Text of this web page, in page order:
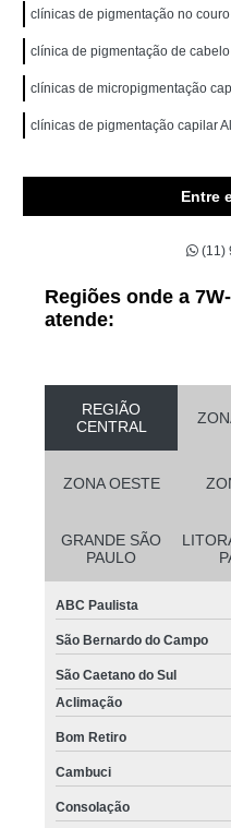
clínicas de pigmentação no
clínica de pigmentação de
clínicas de micropigmentação
clínicas de pigmentação capilar
Entre
(11)
Regiões onde a
atende:
REGIÃO
CENTRAL
ZONA OESTE
GRANDE SÃO
PAULO
ABC Paulista
São Bernardo do Campo
São Caetano do Sul
Aclimação
Bom Retiro
Cambuci
Consolação